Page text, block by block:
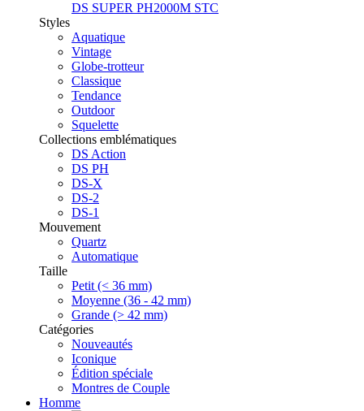
DS SUPER PH2000M STC
Styles
Aquatique
Vintage
Globe-trotteur
Classique
Tendance
Outdoor
Squelette
Collections emblématiques
DS Action
DS PH
DS-X
DS-2
DS-1
Mouvement
Quartz
Automatique
Taille
Petit (< 36 mm)
Moyenne (36 - 42 mm)
Grande (> 42 mm)
Catégories
Nouveautés
Iconique
Édition spéciale
Montres de Couple
Homme